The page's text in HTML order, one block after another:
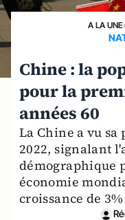
A LA UNE›
Chine : la
pour la
années 60
La Chine a vu
2022, signalant
démographique
économie
croissance de